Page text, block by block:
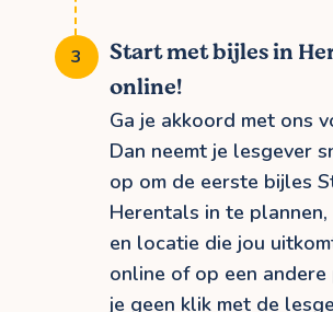
Start met bijles in
online!
Ga je akkoord met ons
Dan neemt je lesgever
op om de eerste bijles
Herentals in te
en locatie die jou
online of op een
je geen klik met de